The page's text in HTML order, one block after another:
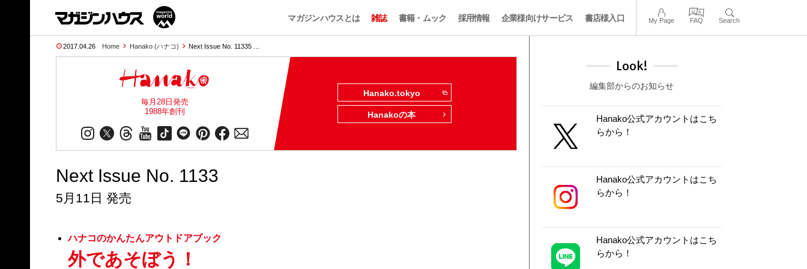
マガジンハウスとは 雑誌 書籍・ムック 採用情報 企業様向けサービス 書店様入口 My Page FAQ Search
2017.04.26 Home Hanako (ハナコ) Next Issue No. 11335 …
毎月28日発売
1988年創刊
Hanako.tokyo
Hanakoの本
Next Issue No. 1133
5月11日 発売
ハナコのかんたんアウトドアブック
外であそぼう！
Look!
編集部からのお知らせ
Hanako公式アカウントはこち
らから！
Hanako公式アカウントはこち
らから！
Hanako公式アカウントはこち
らから！